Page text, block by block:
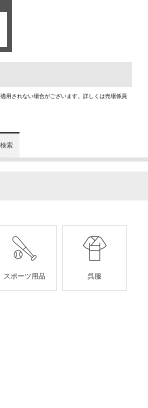
用されない場合がございます。詳しくは売場係員
索
スポーツ用品 呉服